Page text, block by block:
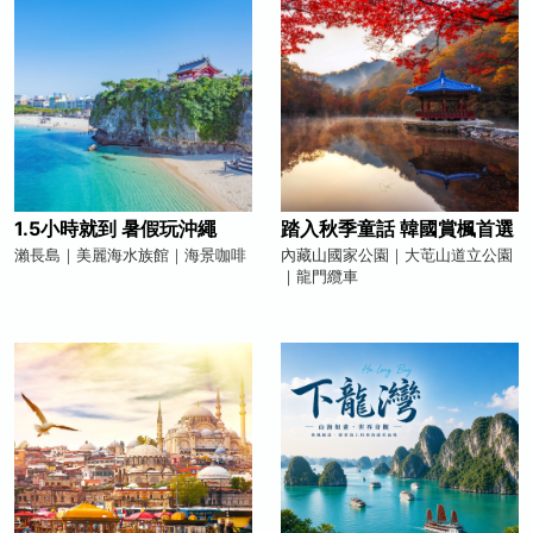
1.5小時就到 暑假玩沖繩
瀨長島｜美麗海水族館｜海景咖啡
踏入秋季童話 韓國賞楓首選
內藏山國家公園｜大芚山道立公園
｜龍門纜車